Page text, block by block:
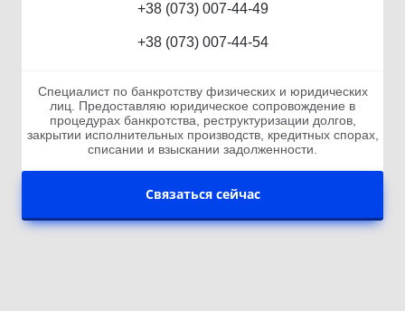
+38 (073) 007-44-49
+38 (073) 007-44-54
Специалист по банкротству физических и юридических
лиц. Предоставляю юридическое сопровождение в
процедурах банкротства, реструктуризации долгов,
закрытии исполнительных производств, кредитных спорах,
списании и взыскании задолженности.
Связаться сейчас